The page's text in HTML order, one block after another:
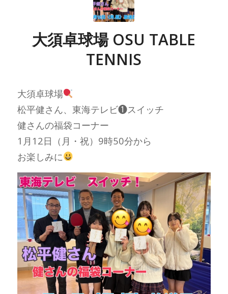
大須卓球場 OSU TABLE
TENNIS
大須卓球場
松平健さん、東海テレビ❶スイッチ
健さんの福袋コーナー
1月12日（月・祝）9時50分から
お楽しみに